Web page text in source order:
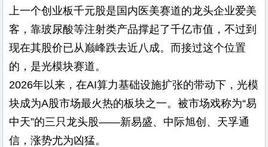
上一个创业板千元股是国内医美赛道的龙头企业爱美
客，靠玻尿酸等注射类产品撑起了千亿市值，不过到
现在其股价已从巅峰跌去近八成。而接过这个位置
的，是光模块赛道。
2026年以来，在AI算力基础设施扩张的带动下，光模
块成为A股市场最火热的板块之一。被市场戏称为“易
中天”的三只龙头股——新易盛、中际旭创、天孚通
信，涨势尤为凶猛。